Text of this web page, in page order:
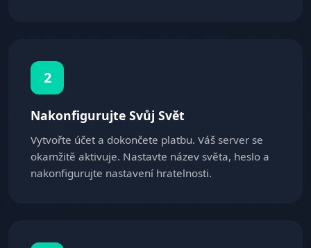
2
Nakonfigurujte Svůj Svět
Vytvořte účet a dokončete platbu. Váš server se
okamžitě aktivuje. Nastavte název světa, heslo a
nakonfigurujte nastavení hratelnosti.